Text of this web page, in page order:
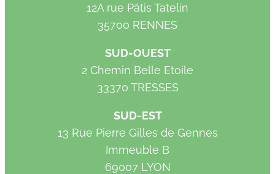
12A rue Pâtis Tatelin
35700 RENNES
SUD-OUEST
2 Chemin Belle Etoile
33370 TRESSES
SUD-EST
13 Rue Pierre Gilles de Gennes
Immeuble B
69007 LYON